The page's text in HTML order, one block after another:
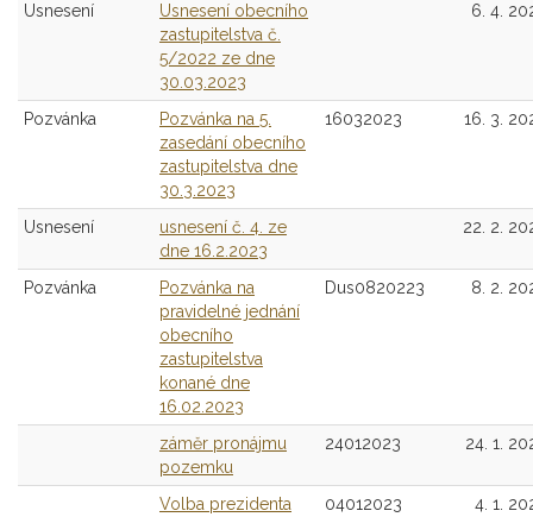
Usnesení
Usnesení obecního
zastupitelstva č.
5/2022 ze dne
30.03.2023
6. 4.
Pozvánka
Pozvánka na 5.
zasedání obecního
zastupitelstva dne
30.3.2023
16032023 16. 3.
Usnesení
usnesení č. 4. ze
dne 16.2.2023
22. 2.
Pozvánka
Pozvánka na
pravidelné jednání
obecního
zastupitelstva
konané dne
16.02.2023
Dus0820223 8. 2.
záměr pronájmu
pozemku
24012023 24. 1.
Volba prezidenta
04012023 4. 1.